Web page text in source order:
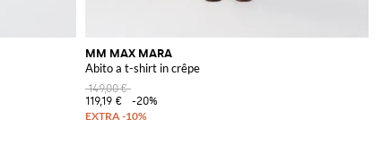
MM MAX MARA
Abito a t-shirt in crêpe
149,00 €
119,19 €
-20%